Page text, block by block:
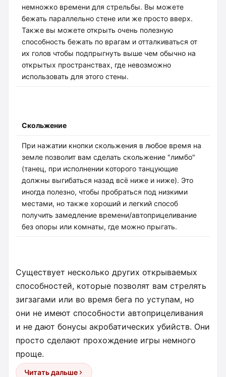
немножко времени для стрельбы. Вы можете
бежать параллельно стене или же просто вверх.
Также вы можете открыть очень полезную
способность бежать по врагам и отталкиваться от
их голов чтобы подпрыгнуть выше чем обычно на
открытых пространствах, где невозможно
использовать для этого стены.
Скольжение
При нажатии кнопки скольжения в любое время на
земле позволит вам сделать скольжение "лимбо"
(танец, при исполнении которого танцующие
должны выгибаться назад всё ниже и ниже). Это
иногда полезно, чтобы пробраться под низкими
местами, но также хороший и легкий способ
получить замедление времени/автоприцеливание
без опоры или комнаты, где можно прыгать.
Существует несколько других открываемых
способностей, которые позволят вам стрелять
зигзагами или во время бега по уступам, но
они не имеют способности автоприцеливания
и не дают бонусы акробатических убийств. Они
просто сделают прохождение игры немного
проще.
Читать дальше